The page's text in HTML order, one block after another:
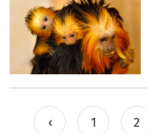
‹ 1 2